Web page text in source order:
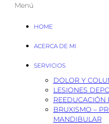
Menú
HOME
ACERCA DE MI
SERVICIOS
DOLOR Y
LESIONES
REEDUCACIÓN
BRUXISMO –
MANDIBULAR